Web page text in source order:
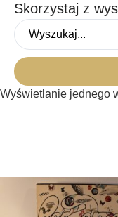
Skorzystaj z
Wyświetlanie jednego